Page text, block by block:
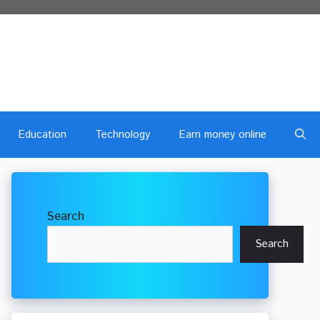
Education Technology Earn money online
Search
Search